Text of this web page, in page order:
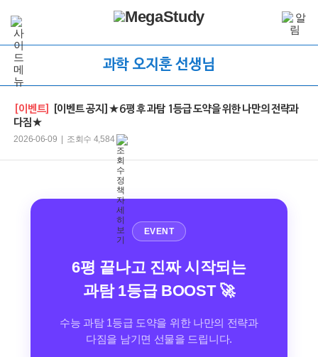
과학 오지훈 선생님
[이벤트]
[이벤트 공지]★6평 후 과탐 1등급 도약을 위한 나만의 전략과
다짐★
2026-06-09 | 조회수 4,584
EVENT
6평 끝나고 진짜 시작되는
과탐 1등급 BOOST 🚀
수능 과탐 1등급 도약을 위한 나만의 전략과
다짐을 남기면 선물을 드립니다.